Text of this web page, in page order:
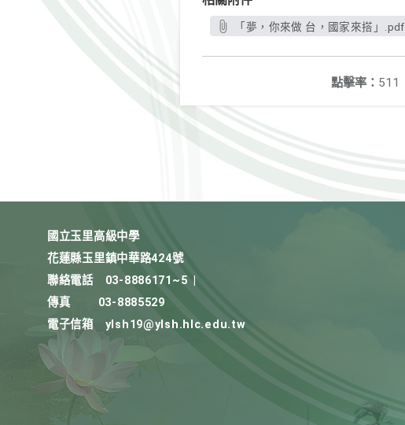
「夢，你來做 台，國家來搭」.pdf
點擊率： 511
國立玉里高級中學
花蓮縣玉里鎮中華路424號
聯絡電話
03-8886171~5
傳真
03-8885529
電子信箱
ylsh19@ylsh.hlc.edu.tw